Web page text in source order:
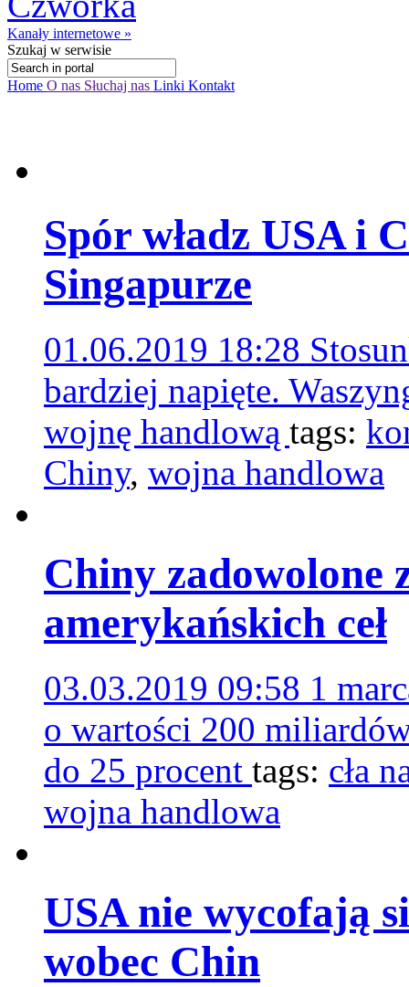
Kanały internetowe »
Szukaj w serwisie
Home O nas Słuchaj nas Linki Kontakt
Spór władz USA i
Singapurze
01.06.2019 18:28
bardziej napięte.
wojnę handlową tags:
Chiny, wojna handlowa
Chiny zadowolone
amerykańskich ceł
03.03.2019 09:58 1
o wartości 200
do 25 procent tags: cła
wojna handlowa
USA nie wycofają
wobec Chin